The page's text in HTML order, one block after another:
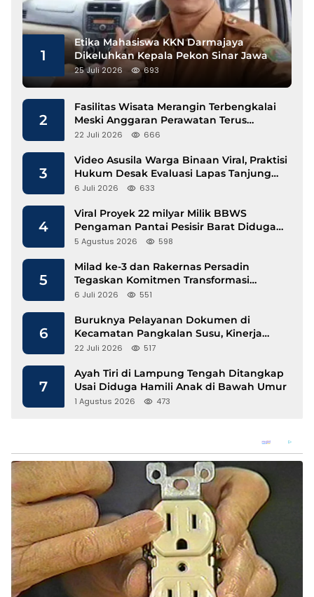
1
Etika Mahasiswa KKN Darmajaya
Dikeluhkan Kepala Pekon Sinar Jawa
25 Juli 2026 693
2
Fasilitas Wisata Merangin Terbengkalai
Meski Anggaran Perawatan Terus
Mengalir
22 Juli 2026 666
3
Video Asusila Warga Binaan Viral, Praktisi
Hukum Desak Evaluasi Lapas Tanjung
Raja
6 Juli 2026 633
4
Viral Proyek 22 milyar Milik BBWS
Pengaman Pantai Pesisir Barat Diduga
Gunakan Besi Banci
5 Agustus 2026 598
5
Milad ke-3 dan Rakernas Persadin
Tegaskan Komitmen Transformasi
Advokat Profesional di Era Digital
6 Juli 2026 551
6
Buruknya Pelayanan Dokumen di
Kecamatan Pangkalan Susu, Kinerja
Disdukcapil Langkat Disorot
22 Juli 2026 517
7
Ayah Tiri di Lampung Tengah Ditangkap
Usai Diduga Hamili Anak di Bawah Umur
1 Agustus 2026 473